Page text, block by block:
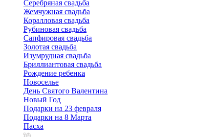
Серебряная свадьба
Жемчужная свадьба
Коралловая свадьба
Рубиновая свадьба
Сапфировая свадьба
Золотая свадьба
Изумрудная свадьба
Бриллиантовая свадьба
Рождение ребенка
Новоселье
День Святого Валентина
Новый Год
Подарки на 23 февраля
Подарки на 8 Марта
Пасха